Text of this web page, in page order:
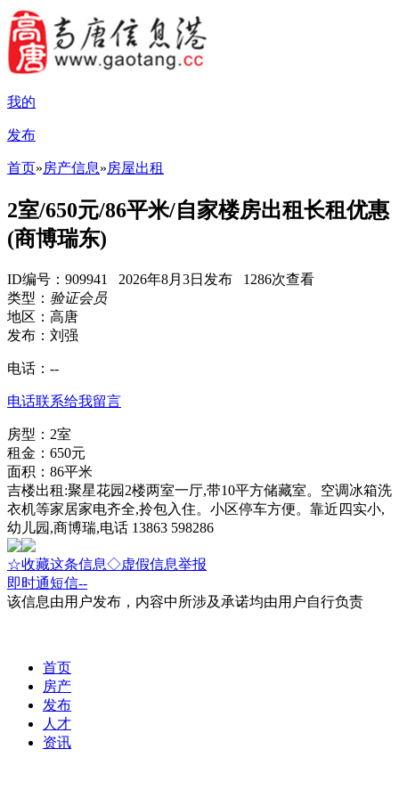
我的
发布
首页»房产信息»房屋出租
2室/650元/86平米/自家楼房出租长租优惠
(商博瑞东)
ID编号：909941 2026年8月3日发布 1286次查看
类型： 验证会员
地区：高唐
发布：刘强
电话： --
电话联系给我留言
房型：2室
租金：650元
面积：86平米
吉楼出租:聚星花园2楼两室一厅,带10平方储藏室。空调冰箱洗
衣机等家居家电齐全,拎包入住。小区停车方便。靠近四实小,
幼儿园,商博瑞,电话 13863 598286
☆收藏这条信息◇虚假信息举报
即时通短信--
该信息由用户发布，内容中所涉及承诺均由用户自行负责
首页
房产
发布
人才
资讯